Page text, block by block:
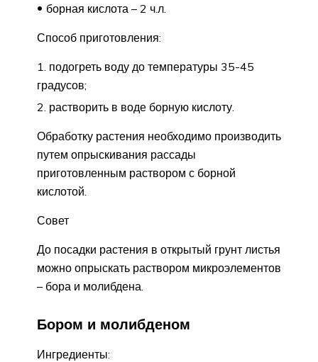
борная кислота – 2 ч.л.
Способ приготовления:
подогреть воду до температуры 35-45
градусов;
растворить в воде борную кислоту.
Обработку растения необходимо производить
путем опрыскивания рассады
приготовленным раствором с борной
кислотой.
Совет
До посадки растения в открытый грунт листья
можно опрыскать раствором микроэлементов
– бора и молибдена.
Бором и молибденом
Ингредиенты: